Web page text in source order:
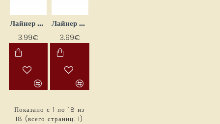
Лайнер для декорирования свечей — средне‑синий (25 мл)
3.99€
Лайнер для украшения свечей — розовый (25 мл)
3.99€
Показано с 1 по 18 из
18 (всего страниц: 1)